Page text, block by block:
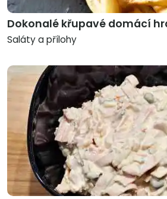
Dokonalé křupavé domácí
Saláty a přílohy